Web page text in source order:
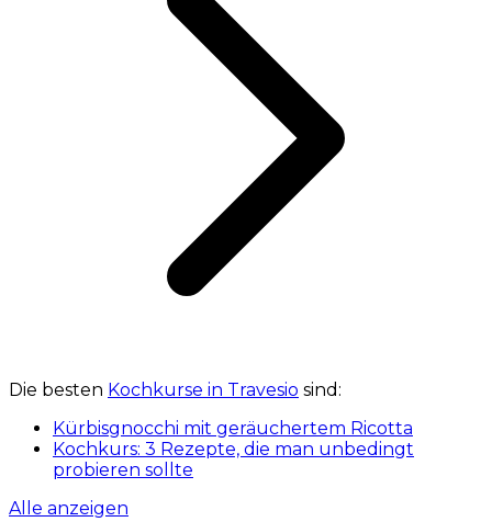
Die besten Kochkurse in Travesio sind:
Kürbisgnocchi mit geräuchertem Ricotta
Kochkurs: 3 Rezepte, die man unbedingt
probieren sollte
Alle anzeigen